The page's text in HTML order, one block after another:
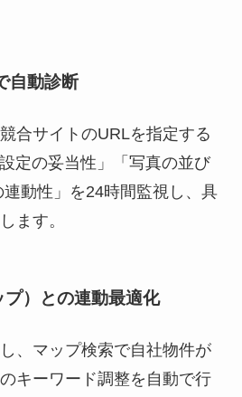
自動診断
合サイトのURLを指定する
定の妥当性」「写真の並び
動性」を24時間監視し、具
ます。
）との連動最適化
、マップ検索で自社物件が
キーワード調整を自動で行